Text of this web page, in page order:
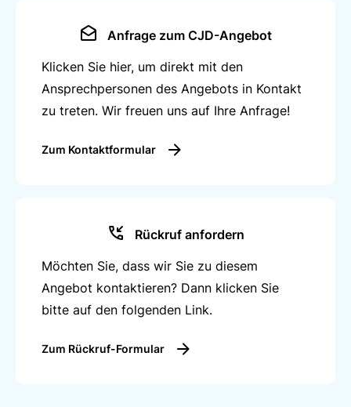
Anfrage zum CJD-Angebot
Klicken Sie hier, um direkt mit den
Ansprechpersonen des Angebots in Kontakt
zu treten. Wir freuen uns auf Ihre Anfrage!
Zum Kontaktformular
Rückruf anfordern
Möchten Sie, dass wir Sie zu diesem
Angebot kontaktieren? Dann klicken Sie
bitte auf den folgenden Link.
Zum Rückruf-Formular